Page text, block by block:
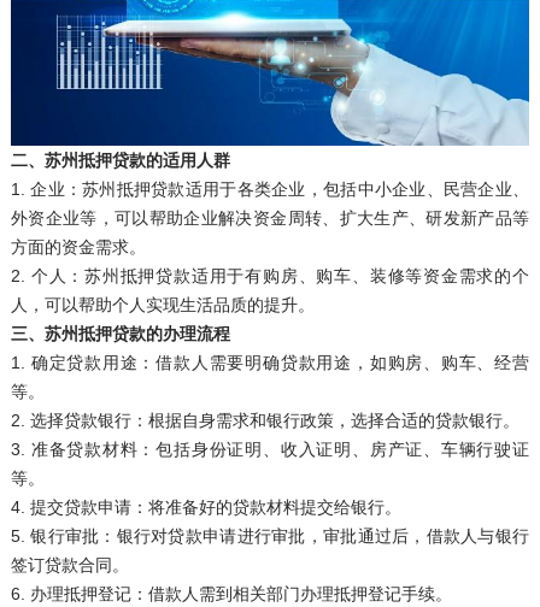
二、苏州抵押贷款的适用人群
1. 企业：苏州抵押贷款适用于各类企业，包括中小企业、民营企业、
外资企业等，可以帮助企业解决资金周转、扩大生产、研发新产品等
方面的资金需求。
2. 个人：苏州抵押贷款适用于有购房、购车、装修等资金需求的个
人，可以帮助个人实现生活品质的提升。
三、苏州抵押贷款的办理流程
1. 确定贷款用途：借款人需要明确贷款用途，如购房、购车、经营
等。
2. 选择贷款银行：根据自身需求和银行政策，选择合适的贷款银行。
3. 准备贷款材料：包括身份证明、收入证明、房产证、车辆行驶证
等。
4. 提交贷款申请：将准备好的贷款材料提交给银行。
5. 银行审批：银行对贷款申请进行审批，审批通过后，借款人与银行
签订贷款合同。
6. 办理抵押登记：借款人需到相关部门办理抵押登记手续。